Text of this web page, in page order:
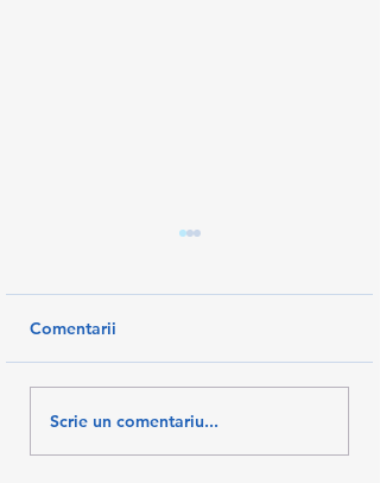
PAȘI ÎNAINTE PENTRU
Comentarii
Scrie un comentariu...